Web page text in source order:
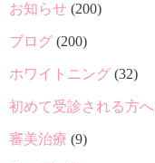
お知らせ (200)
ブログ (200)
ホワイトニング (32)
初めて受診される方へ
審美治療 (9)